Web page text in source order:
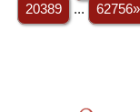
20389
... 62756»